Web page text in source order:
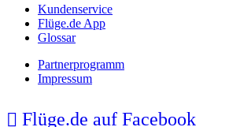
Kundenservice
Flüge.de App
Glossar
Partnerprogramm
Impressum
Flüge.de auf Facebook